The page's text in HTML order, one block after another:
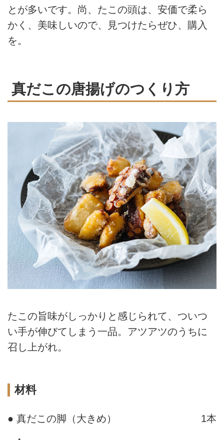
とが多いです。尚、たこの頭は、安価で柔ら
かく、美味しいので、見つけたらぜひ、購入
を。
真だこの唐揚げのつくり方
たこの旨味がしっかりと感じられて、ついつ
い手が伸びてしまう一品。アツアツのうちに
召し上がれ。
材料
● 真だこの脚（大きめ） 1本